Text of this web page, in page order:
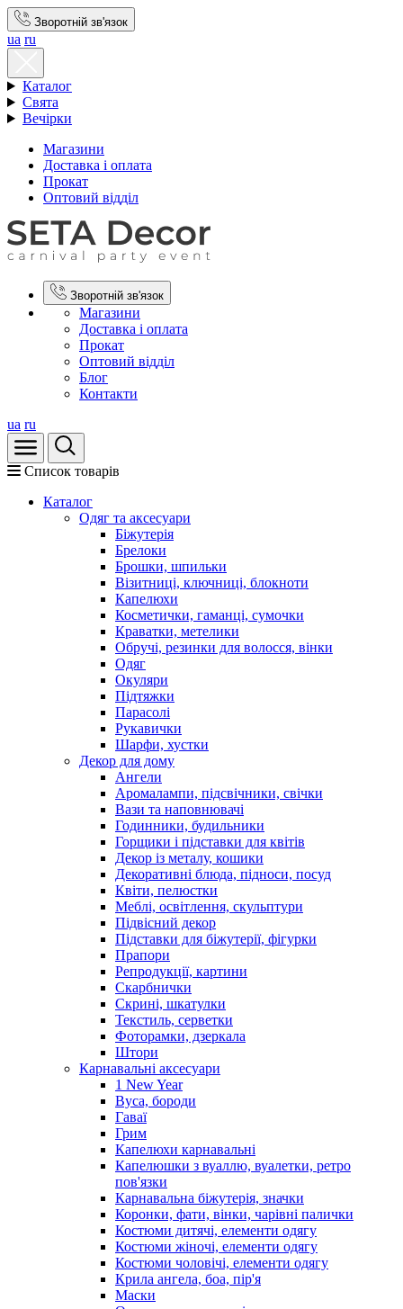
Зворотній зв'язок
ua ru
Каталог
Свята
Вечірки
Магазини
Доставка і оплата
Прокат
Оптовий відділ
Зворотній зв'язок
Магазини
Доставка і оплата
Прокат
Оптовий відділ
Блог
Контакти
ua ru
Список товарів
Каталог
Oдяг та аксесуари
Біжутерія
Брелоки
Брошки, шпильки
Візитниці, ключниці, блокноти
Капелюхи
Косметички, гаманці, сумочки
Краватки, метелики
Обручі, резинки для волосся, вінки
Одяг
Окуляри
Підтяжки
Парасолі
Рукавички
Шарфи, хустки
Декор для дому
Ангели
Аромалампи, підсвічники, свічки
Вази та наповнювачі
Годинники, будильники
Горщики і підставки для квітів
Декор із металу, кошики
Декоративні блюда, підноси, посуд
Квіти, пелюстки
Меблі, освітлення, скульптури
Підвісний декор
Підставки для біжутерії, фігурки
Прапори
Репродукції, картини
Скарбнички
Скрині, шкатулки
Текстиль, серветки
Фоторамки, дзеркала
Штори
Карнавальні аксесуари
1 New Year
Вуса, бороди
Гаваї
Грим
Капелюхи карнавальні
Капелюшки з вуаллю, вуалетки, ретро
пов'язки
Карнавальна біжутерія, значки
Коронки, фати, вінки, чарівні палички
Костюми дитячі, елементи одягу
Костюми жіночі, елементи одягу
Костюми чоловічі, елементи одягу
Крила ангела, боа, пір'я
Маски